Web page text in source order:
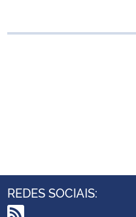
Ministério do Desenvolvimento Regional
REDES SOCIAIS: